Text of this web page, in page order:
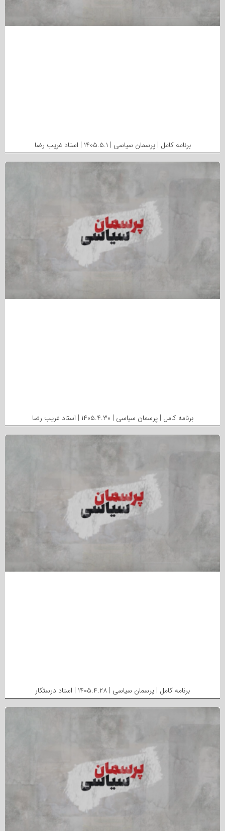
برنامه کامل | پرسمان سیاسی | ۱۴۰۵.۵.۱ | استاد غریب رضا
برنامه کامل | پرسمان سیاسی | ۱۴۰۵.۴.۳۰ | استاد غریب رضا
برنامه کامل | پرسمان سیاسی | ۱۴۰۵.۴.۲۸ | استاد درستکار